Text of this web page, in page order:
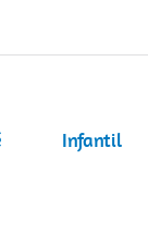
Infantil